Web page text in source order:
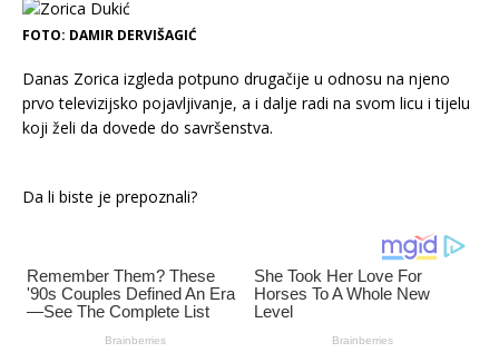
FOTO: DAMIR DERVIŠAGIĆ
Danas Zorica izgleda potpuno drugačije u odnosu na njeno
prvo televizijsko pojavljivanje, a i dalje radi na svom licu i tijelu
koji želi da dovede do savršenstva.
Da li biste je prepoznali?